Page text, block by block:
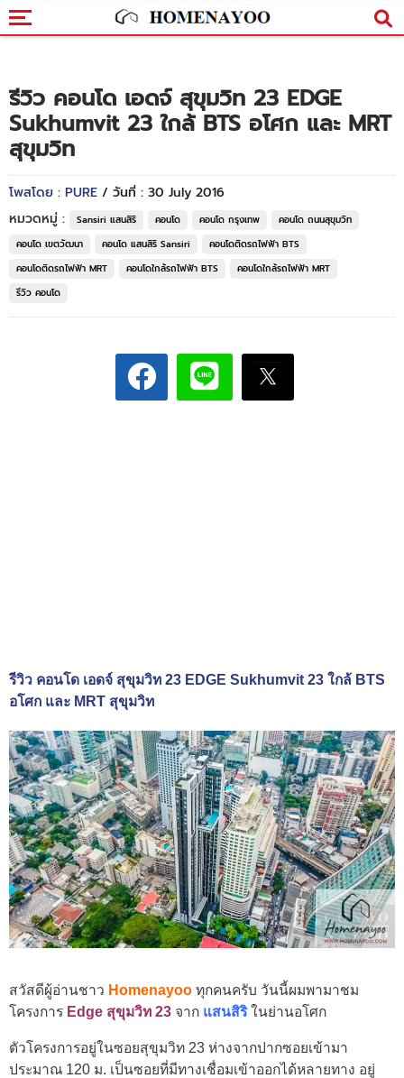
รีวิว คอนโด เอดจ์ สุขุมวิท 23 EDGE
Sukhumvit 23 ใกล้ BTS อโศก และ MRT
สุขุมวิท
โพสโดย : PURE / วันที่ : 30 July 2016
หมวดหมู่ :
Sansiri แสนสิริ คอนโด คอนโด กรุงเทพ
คอนโด ถนนสุขุมวิท
คอนโด เขตวัฒนา
คอนโด แสนสิริ Sansiri
คอนโดติดรถไฟฟ้า BTS
คอนโดติดรถไฟฟ้า MRT
คอนโดใกล้รถไฟฟ้า BTS
คอนโดใกล้รถไฟฟ้า MRT
รีวิว คอนโด
รีวิว คอนโด เอดจ์ สุขุมวิท 23 EDGE Sukhumvit 23 ใกล้ BTS
อโศก และ MRT สุขุมวิท
สวัสดีผู้อ่านชาว Homenayoo ทุกคนครับ วันนี้ผมพามาชม
โครงการ Edge สุขุมวิท 23 จาก แสนสิริในย่านอโศก
ตัวโครงการอยู่ในซอยสุขุมวิท 23 ห่างจากปากซอยเข้ามา
ประมาณ 120 ม. เป็นซอยที่มีทางเชื่อมเข้าออกได้หลายทาง อยู่